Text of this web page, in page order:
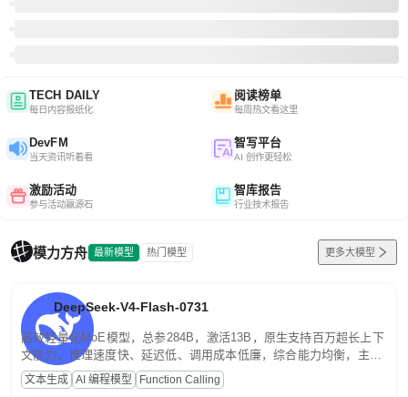
TECH DAILY
每日内容报纸化
阅读榜单
每周热文看这里
DevFM
当天资讯听着看
智写平台
AI 创作更轻松
激励活动
参与活动赢源石
智库报告
行业技术报告
模力方舟 最新模型 热门模型 更多大模型
DeepSeek-V4-Flash-0731
高效轻量化MoE模型，总参284B，激活13B，原生支持百万超长上下
文能力。推理速度快、延迟低、调用成本低廉，综合能力均衡，主打
高并发、轻量化任务，适合日常对话、内容创作、基础 RAG、批量
文案处理等普惠刚需场景。
文本生成 AI 编程模型 Function Calling